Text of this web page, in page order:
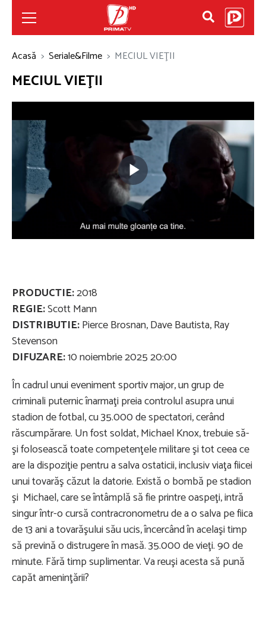
Acasă Seriale&Filme MECIUL VIEŢII
MECIUL VIEŢII
Play
Video
PRODUCTIE:2018
REGIE:Scott Mann
DISTRIBUTIE:Pierce Brosnan, Dave Bautista, Ray
Stevenson
DIFUZARE:10 noiembrie 2025 20:00
În cadrul unui eveniment sportiv major, un grup de
criminali puternic înarmaţi preia controlul asupra unui
stadion de fotbal, cu 35.000 de spectatori, cerând
răscumpărare. Un fost soldat, Michael Knox, trebuie să-
şi folosească toate competenţele militare şi tot ceea ce
are la dispoziţie pentru a salva ostaticii, inclusiv viaţa fiicei
unui tovarăş căzut la datorie. Există o bombă pe stadion
şi Michael, care se întâmplă să fie printre oaspeţi, intră
singur într-o cursă contracronometru de a o salva pe fiica
de 13 ani a tovarăşului său ucis, încercând în acelaşi timp
să prevină o distrugere în masă. 35.000 de vieţi. 90 de
minute. Fără timp suplimentar. Va reuşi acesta să pună
capăt ameninţării?